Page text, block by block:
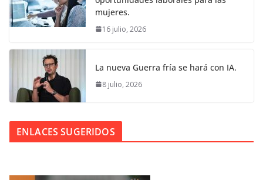
mujeres.
16 julio, 2026
La nueva Guerra fría se hará con IA.
8 julio, 2026
ENLACES SUGERIDOS